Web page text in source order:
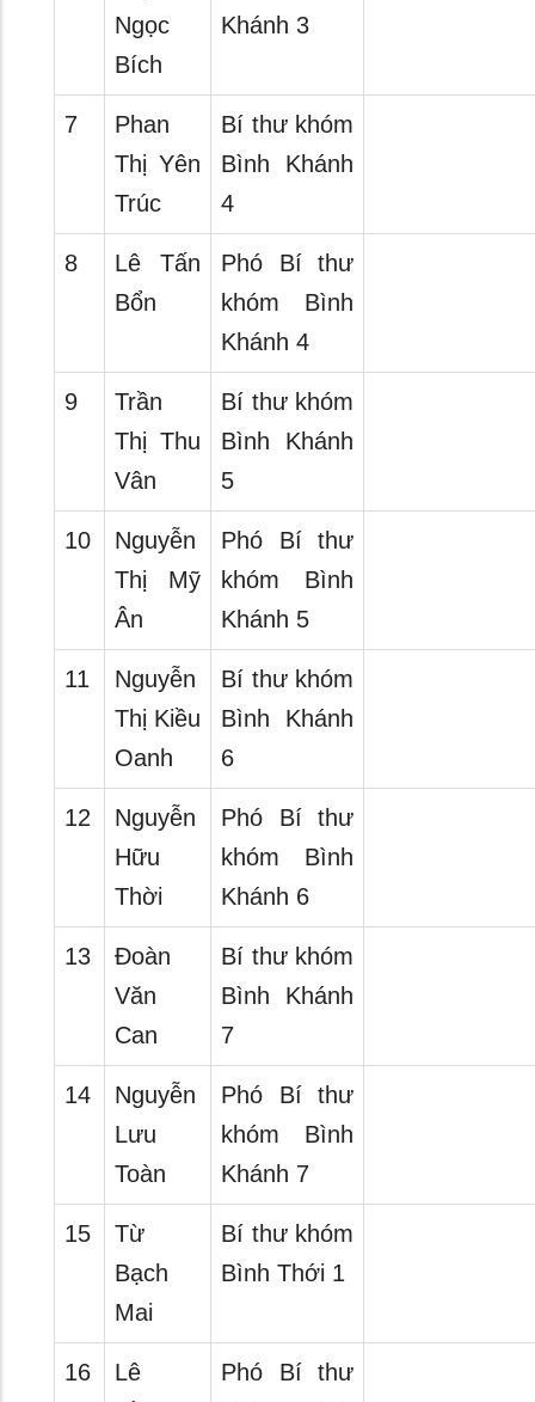
Ngọc
Bích
Khánh 3
7
Phan
Thị Yên
Trúc
Bí thư khóm
Bình Khánh
4
8
Lê Tấn
Bổn
Phó Bí thư
khóm Bình
Khánh 4
9
Trần
Thị Thu
Vân
Bí thư khóm
Bình Khánh
5
10
Nguyễn
Thị Mỹ
Ân
Phó Bí thư
khóm Bình
Khánh 5
11
Nguyễn
Thị Kiều
Oanh
Bí thư khóm
Bình Khánh
6
12
Nguyễn
Hữu
Thời
Phó Bí thư
khóm Bình
Khánh 6
13
Đoàn
Văn
Can
Bí thư khóm
Bình Khánh
7
14
Nguyễn
Lưu
Toàn
Phó Bí thư
khóm Bình
Khánh 7
15
Từ
Bạch
Mai
Bí thư khóm
Bình Thới 1
16
Lê
Phó Bí thư